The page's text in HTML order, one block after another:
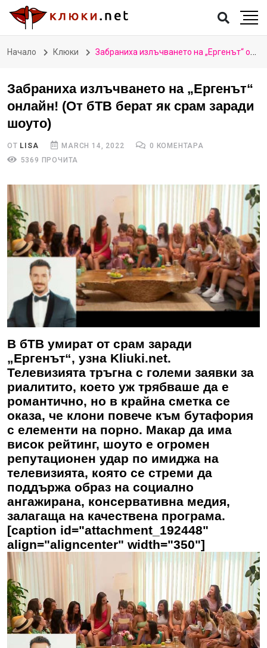
Начало Клюки Забраниха излъчването на „Ергенът“ онлайн! (От бТВ берат як срам заради шоуто)
Забраниха излъчването на „Ергенът“
онлайн! (От бТВ берат як срам заради
шоуто)
ОТ LISA MARCH 14, 2022
0 КОМЕНТАРА
5369 ПРОЧИТА
В бТВ умират от срам заради
„Ергенът“, узна Kliuki.net.
Телевизията тръгна с големи заявки за
риалитито, което уж трябваше да е
романтично, но в крайна сметка се
оказа, че клони повече към бутафория
с елементи на порно. Макар да има
висок рейтинг, шоуто е огромен
репутационен удар по имиджа на
телевизията, която се стреми да
поддържа образ на социално
ангажирана, консервативна медия,
залагаща на качествена програма.
[caption id="attachment_192448"
align="aligncenter" width="350"]